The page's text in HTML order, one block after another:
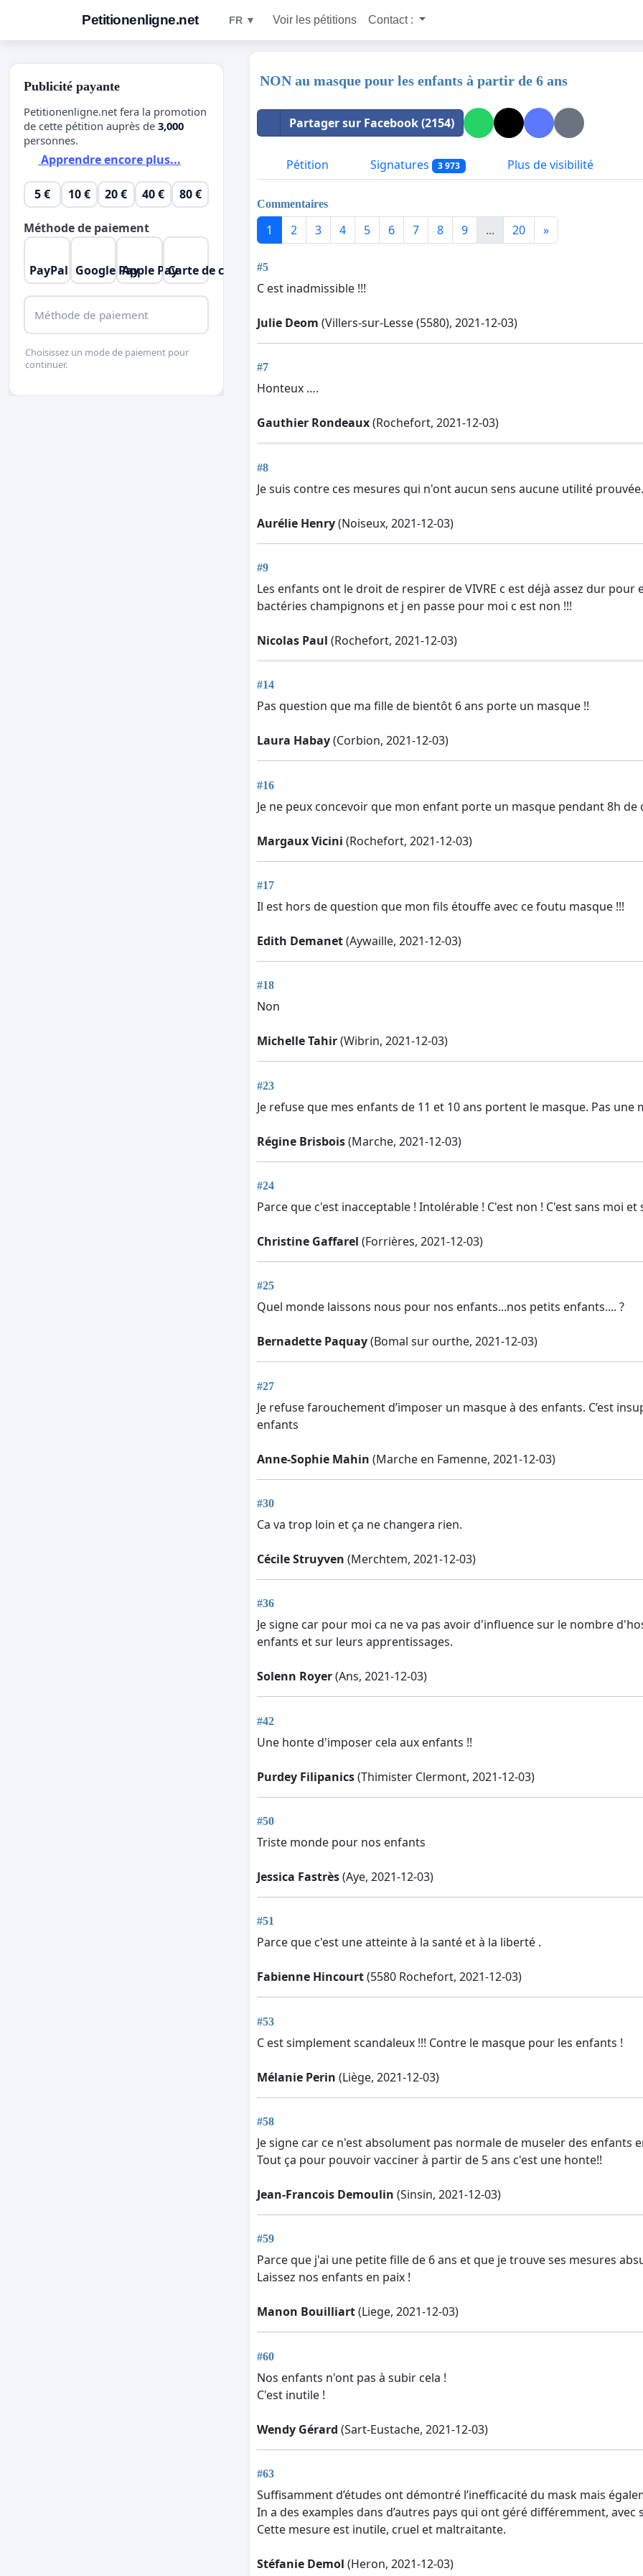
Petitionenligne.net FR ▼ Voir les pétitions Contact :
NON au masque pour les enfants à partir de 6 ans
Partager sur Facebook (2154)
Pétition Signatures 3 973 Plus de visibilité
Commentaires
1 2 3 4 5 6 7 8 9 ... 20 »
#5
C est inadmissible !!!
Julie Deom (Villers-sur-Lesse (5580), 2021-12-03)
#7
Honteux ….
Gauthier Rondeaux(Rochefort, 2021-12-03)
#8
Je suis contre ces mesures qui n'ont aucun sens aucune utilité
Aurélie Henry(Noiseux, 2021-12-03)
#9
Les enfants ont le droit de respirer de VIVRE c est déjà assez dur
bactéries champignons et j en passe pour moi c est non !!!
Nicolas Paul (Rochefort, 2021-12-03)
#14
Pas question que ma fille de bientôt 6 ans porte un masque !!
Laura Habay(Corbion, 2021-12-03)
#16
Je ne peux concevoir que mon enfant porte un masque pendant 8h de
Margaux Vicini (Rochefort, 2021-12-03)
#17
Il est hors de question que mon fils étouffe avec ce foutu masque !!!
Edith Demanet(Aywaille, 2021-12-03)
#18
Non
Michelle Tahir(Wibrin, 2021-12-03)
#23
Je refuse que mes enfants de 11 et 10 ans portent le masque. Pas une
Régine Brisbois(Marche, 2021-12-03)
#24
Parce que c'est inacceptable ! Intolérable ! C'est non ! C'est sans moi et
Christine Gaffarel (Forrières, 2021-12-03)
#25
Quel monde laissons nous pour nos enfants...nos petits enfants.... ?
Bernadette Paquay(Bomal sur ourthe, 2021-12-03)
#27
Je refuse farouchement d’imposer un masque à des enfants. C’est
enfants
Anne-Sophie Mahin (Marche en Famenne, 2021-12-03)
#30
Ca va trop loin et ça ne changera rien.
Cécile Struyven (Merchtem, 2021-12-03)
#36
Je signe car pour moi ca ne va pas avoir d'influence sur le nombre
enfants et sur leurs apprentissages.
Solenn Royer(Ans, 2021-12-03)
#42
Une honte d'imposer cela aux enfants !!
Purdey Filipanics(Thimister Clermont, 2021-12-03)
#50
Triste monde pour nos enfants
Jessica Fastrès(Aye, 2021-12-03)
#51
Parce que c'est une atteinte à la santé et à la liberté .
Fabienne Hincourt(5580 Rochefort, 2021-12-03)
#53
C est simplement scandaleux !!! Contre le masque pour les enfants !
Mélanie Perin (Liège, 2021-12-03)
#58
Je signe car ce n'est absolument pas normale de museler des enfants
Tout ça pour pouvoir vacciner à partir de 5 ans c'est une honte!!
Jean-Francois Demoulin (Sinsin, 2021-12-03)
#59
Parce que j'ai une petite fille de 6 ans et que je trouve ses mesures
Laissez nos enfants en paix !
Manon Bouilliart(Liege, 2021-12-03)
#60
Nos enfants n'ont pas à subir cela !
C'est inutile !
Wendy Gérard (Sart-Eustache, 2021-12-03)
#63
Suffisamment d’études ont démontré l’inefficacité du mask mais
In a des examples dans d’autres pays qui ont géré différemment, avec
Cette mesure est inutile, cruel et maltraitante.
Stéfanie Demol (Heron, 2021-12-03)
Publicité payante
Petitionenligne.net fera la promotion
de cette pétition auprès de 3,000
personnes.
Apprendre encore plus...
5 € 10 € 20 € 40 € 80 €
Méthode de paiement
PayPal Google PayApple PayCarte de crédit
Méthode de paiement
Choisissez un mode de paiement pour
continuer.